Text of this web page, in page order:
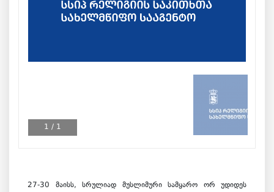
1 / 1
27-30 მაისს, სრულიად მუსლიმური სამყარო ორ უდიდეს